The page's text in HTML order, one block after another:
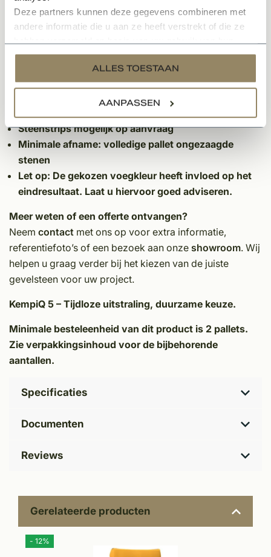
Deze partners kunnen deze gegevens combineren met
andere informatie die u aan ze heeft verstrekt of die ze
services.
ALLES TOESTAAN
AANPASSEN
verwerkingsverlies)
Palletinhoud:1000 stuks
Porositeit:Max. 14%
Gemiddeld 20 N/mm²
Extra informatie:
Steenstrips mogelijk op aanvraag
Minimale afname: volledige pallet ongezaagde
stenen
Let op: De gekozen voegkleur heeft invloed op het
eindresultaat. Laat u hiervoor goed adviseren.
Meer weten of een offerte ontvangen?
Neem contact met ons op voor extra informatie,
referentiefoto’s of een bezoek aan onze showroom. Wij
helpen u graag verder bij het kiezen van de juiste
gevelsteen voor uw project.
KempiQ 5 – Tijdloze uitstraling, duurzame keuze.
Minimale besteleenheid van dit product is 2 pallets.
Zie verpakkingsinhoud voor de bijbehorende
aantallen.
Specificaties
Documenten
Reviews
Gerelateerde producten
- 12%